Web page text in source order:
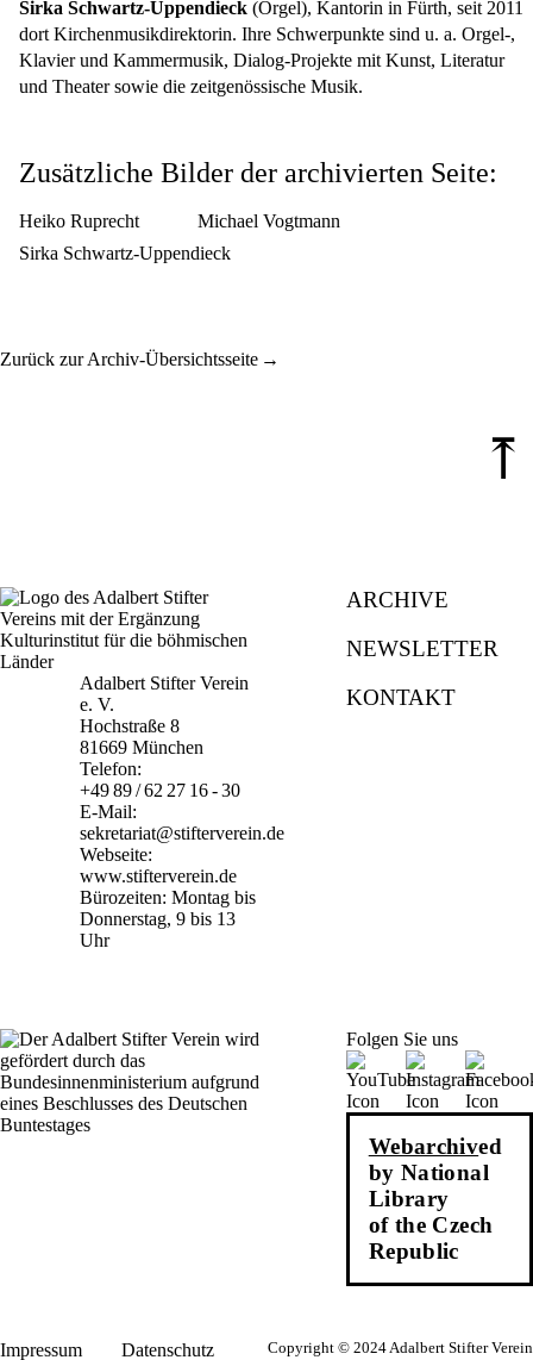
Sirka Schwartz-Uppendieck (Orgel), Kantorin in Fürth, seit 2011
dort Kirchenmusikdirektorin. Ihre Schwerpunkte sind u. a. Orgel-,
Klavier und Kammermusik, Dialog-Projekte mit Kunst, Literatur
und Theater sowie die zeitgenössische Musik.
Zusätzliche Bilder der archivierten Seite:
Heiko Ruprecht
Michael Vogtmann
Sirka Schwartz-Uppendieck
Zurück zur Archiv-Übersichtsseite
⤒
Adalbert Stifter Verein
e. V.
Hochstraße 8
81669 München
Telefon:
+49 89 / 62 27 16 - 30
E-Mail:
sekretariat@stifterverein.de
Webseite:
www.stifterverein.de
Bürozeiten: Montag bis
Donnerstag, 9 bis 13
Uhr
ARCHIVE
NEWSLETTER
KONTAKT
Folgen Sie uns
Webarchived
by National
Library
of the Czech
Republic
Impressum Datenschutz
Copyright © 2024 Adalbert Stifter Verein